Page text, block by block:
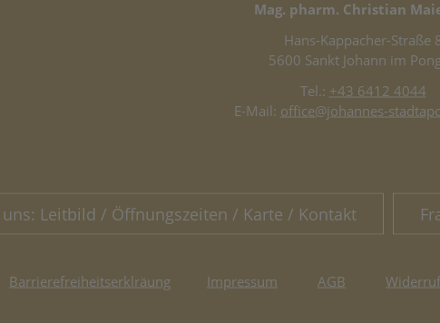
Mag. pharm. Christian
Hans-Kappacher-Straße
5600 Sankt Johann im
Tel.: +43 6412 4044
E-Mail: office@johannes-
uns: Leitbild / Öffnungszeiten / Karte / Kontakt
Barrierefreiheitserklräung Impressum AGB